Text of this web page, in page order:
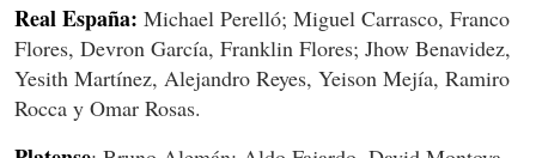
Real España: Michael Perelló; Miguel Carrasco, Franco
Flores, Devron García, Franklin Flores; Jhow Benavidez,
Yesith Martínez, Alejandro Reyes, Yeison Mejía, Ramiro
Rocca y Omar Rosas.